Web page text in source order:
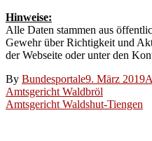
Hinweise:
Alle Daten stammen aus
Gewehr über Richtigkeit und
der Webseite oder unter den
By Bundesportale9. März 2019
Beitragsnavigation
Amtsgericht Waldbröl
Amtsgericht Waldshut-Tiengen